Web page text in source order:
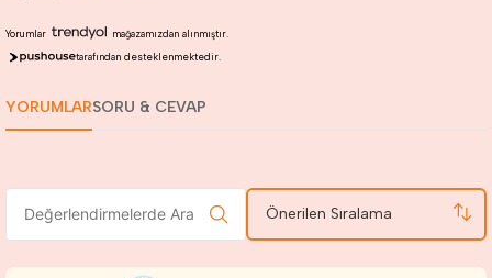
Yorumlar
mağazamızdan alınmıştır.
tarafından desteklenmektedir.
YORUMLARSORU & CEVAP
Önerilen Sıralama